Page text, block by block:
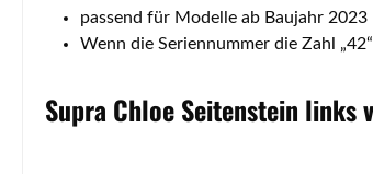
passend für Modelle ab Baujahr 2023
Wenn die Seriennummer die Zahl
Supra ChloeSeitenstein links